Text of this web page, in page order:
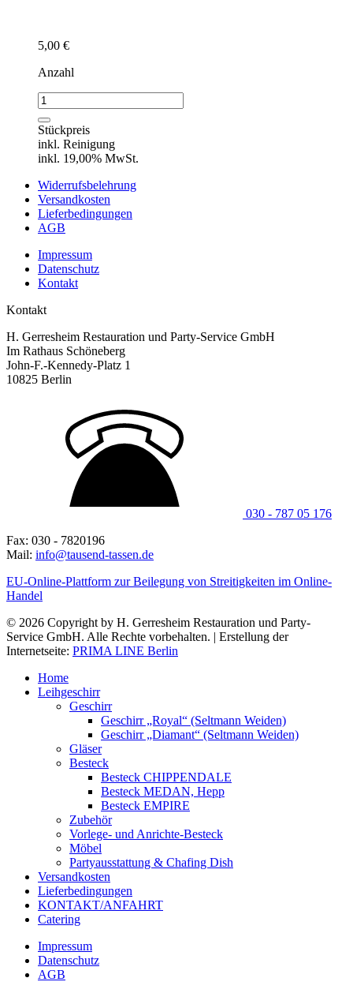
5,00 €
Anzahl
Verlust
-
Zuckerdose
Menge
Stückpreis
inkl. Reinigung
inkl. 19,00% MwSt.
Widerrufsbelehrung
Versandkosten
Lieferbedingungen
AGB
Impressum
Datenschutz
Kontakt
Kontakt
H. Gerresheim Restauration und Party-Service GmbH
Im Rathaus Schöneberg
John-F.-Kennedy-Platz 1
10825 Berlin
030 - 787 05 176
Fax: 030 - 7820196
Mail: info@tausend-tassen.de
EU-Online-Plattform zur Beilegung von Streitigkeiten im Online-
Handel
© 2026 Copyright by H. Gerresheim Restauration und Party-
Service GmbH. Alle Rechte vorbehalten. | Erstellung der
Internetseite: PRIMA LINE Berlin
Home
Leihgeschirr
Geschirr
Geschirr „Royal“ (Seltmann Weiden)
Geschirr „Diamant“ (Seltmann Weiden)
Gläser
Besteck
Besteck CHIPPENDALE
Besteck MEDAN, Hepp
Besteck EMPIRE
Zubehör
Vorlege- und Anrichte-Besteck
Möbel
Partyausstattung & Chafing Dish
Versandkosten
Lieferbedingungen
KONTAKT/ANFAHRT
Catering
Impressum
Datenschutz
AGB